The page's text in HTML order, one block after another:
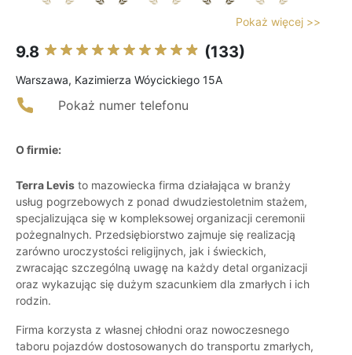
Pokaż więcej >>
9.8 (133)
Warszawa, Kazimierza Wóycickiego 15A
Pokaż numer telefonu
O firmie:
Terra Levis to mazowiecka firma działająca w branży
usług pogrzebowych z ponad dwudziestoletnim stażem,
specjalizująca się w kompleksowej organizacji ceremonii
pożegnalnych. Przedsiębiorstwo zajmuje się realizacją
zarówno uroczystości religijnych, jak i świeckich,
zwracając szczególną uwagę na każdy detal organizacji
oraz wykazując się dużym szacunkiem dla zmarłych i ich
rodzin.
Firma korzysta z własnej chłodni oraz nowoczesnego
taboru pojazdów dostosowanych do transportu zmarłych,